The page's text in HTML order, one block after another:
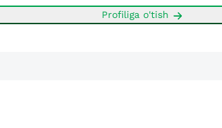
Profiliga o'tish